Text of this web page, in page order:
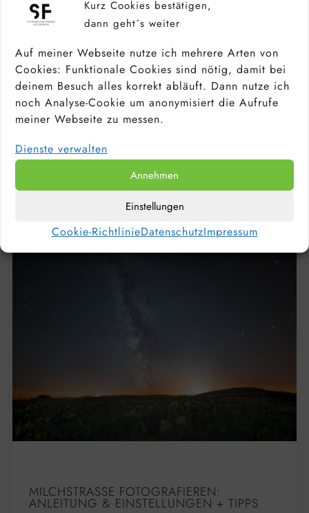
Kurz Cookies bestätigen,
dann geht´s weiter
Auf meiner Webseite nutze ich mehrere Arten von
Cookies: Funktionale Cookies sind nötig, damit bei
deinem Besuch alles korrekt abläuft. Dann nutze ich
noch Analyse-Cookie um anonymisiert die Aufrufe
meiner Webseite zu messen.
Dienste verwalten
Annehmen
Einstellungen
Cookie-RichtlinieDatenschutzImpressum
KAMERA FÜR ANFÄNGER &
HOBBYFOTOGRAFEN: DIE BESTEN
EINSTEIGERKAMERAS 2026
MILCHSTRASSE FOTOGRAFIEREN: A
NLEITUNG & EINSTELLUNGEN + TIPPS